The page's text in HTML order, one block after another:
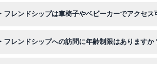
レンドシップは車椅子やベビーカーでアクセス
レンドシップへの訪問に年齢制限はありますか